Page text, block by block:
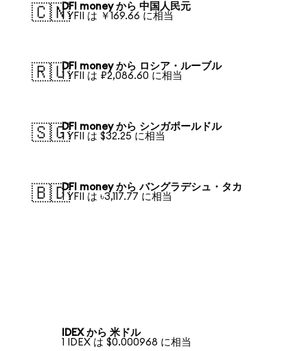
🇨🇳DFI money から 中国人民元
1 YFII は ￥169.66 に相当
🇷🇺DFI money から ロシア・ルーブル
1 YFII は ₽2,086.60 に相当
🇸🇬DFI money から シンガポールドル
1 YFII は $32.25 に相当
🇧🇩DFI money から バングラデシュ・タカ
1 YFII は ৳3,117.77 に相当
IDEX から 米ドル
1 IDEX は $0.000968 に相当